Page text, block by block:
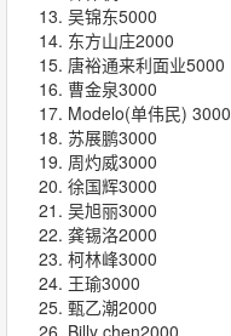
吴锦东5000
东方山庄2000
唐裕通来利面业5000
曹金泉3000
Modelo(单伟民) 3000
苏展鹏3000
周灼威3000
徐国辉3000
吴旭丽3000
龚锡洛2000
柯林峰3000
王瑜3000
甄乙潮2000
Billy chen2000